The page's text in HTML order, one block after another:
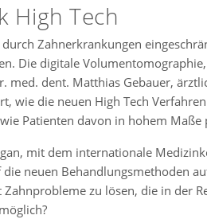
High Tech
Zahnerkrankungen
Die digitale
med. dent. Matthias Gebauer,
wie die neuen High Tech
Patienten davon in hohem Maße
mit dem internationale
neuen Behandlungsmethoden
zu lösen, die in der